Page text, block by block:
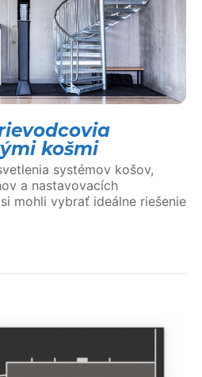
košmi
systémov košov,
a nastavovacích
mohli vybrať ideálne riešenie